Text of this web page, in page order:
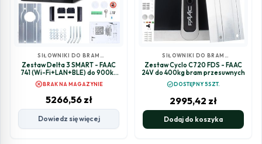
SIŁOWNIKI DO BRAM
PRZESUWNYCH
Zestaw Delta 3 SMART - FAAC
741 (Wi-Fi+LAN+BLE) do 900kg
bram przesuwnych
cancel BRAK NA MAGAZYNIE
5266,56 zł
Dowiedz się więcej
SIŁOWNIKI DO BRAM
PRZESUWNYCH
Zestaw Cyclo C720 FDS - FAAC
24V do 400kg bram przesuwnych
check_circle DOSTĘPNY 5SZT.
2995,42 zł
Dodaj do koszyka